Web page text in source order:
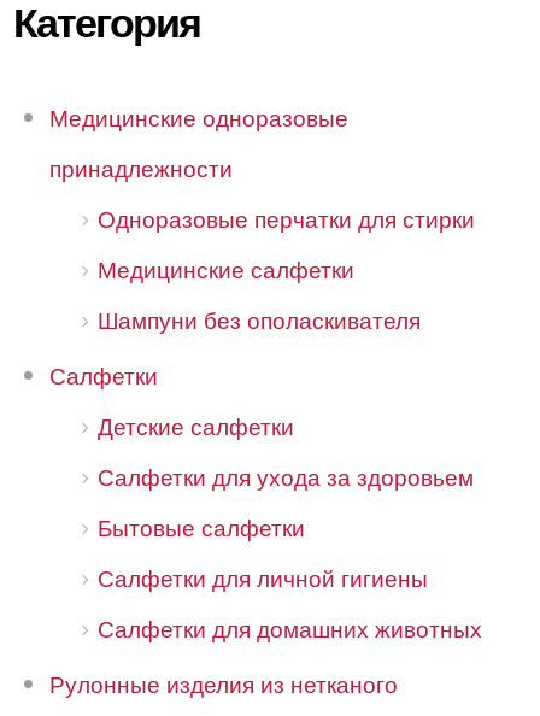
Категория
Медицинские одноразовые
принадлежности
Одноразовые перчатки для стирки
Медицинские салфетки
Шампуни без ополаскивателя
Салфетки
Детские салфетки
Салфетки для ухода за здоровьем
Бытовые салфетки
Салфетки для личной гигиены
Салфетки для домашних животных
Рулонные изделия из нетканого